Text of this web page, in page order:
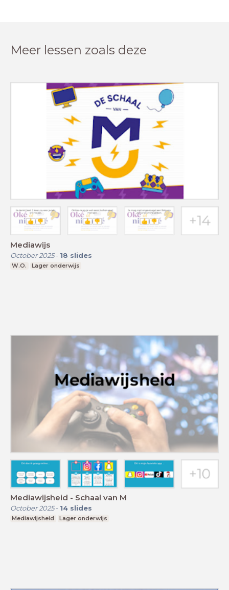
Meer lessen zoals deze
Mediawijs
October 2025- 18 slides
W.O. Lager onderwijs
Mediawijsheid - Schaal van M
October 2025- 14 slides
Mediawijsheid Lager onderwijs